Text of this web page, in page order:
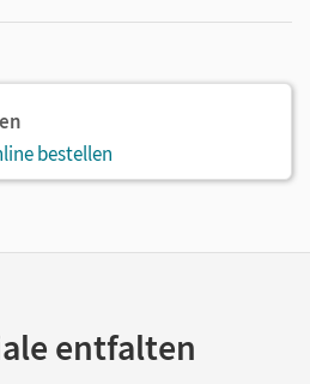
bestellen
entfalten